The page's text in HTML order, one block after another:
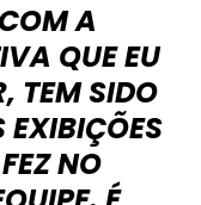
A
QUE EU
TEM SIDO
EXIBIÇÕES
NO